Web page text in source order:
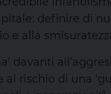
definire di
e alla
davanti
rischio di una